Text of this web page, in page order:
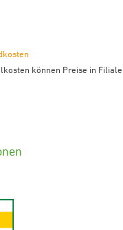
können Preise in